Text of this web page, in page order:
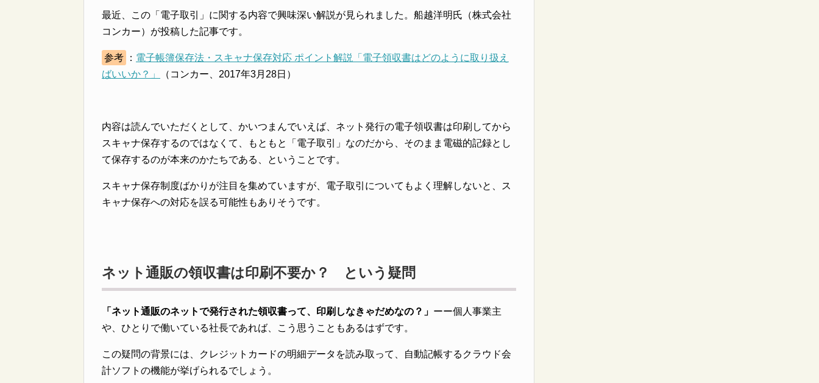
最近、この「電子取引」に関する内容で興味深い解説が見られました。船越洋明氏（株式会社
コンカー）が投稿した記事です。
参考 ： 電子帳簿保存法・スキャナ保存対応 ポイント解説「電子領収書はどのように取り扱え
ばいいか？」
（コンカー、2017年3月28日）
内容は読んでいただくとして、かいつまんでいえば、ネット発行の電子領収書は印刷してから
スキャナ保存するのではなくて、もともと「電子取引」なのだから、そのまま電磁的記録とし
て保存するのが本来のかたちである、ということです。
スキャナ保存制度ばかりが注目を集めていますが、電子取引についてもよく理解しないと、ス
キャナ保存への対応を誤る可能性もありそうです。
ネット通販の領収書は印刷不要か？ という疑問
「ネット通販のネットで発行された領収書って、印刷しなきゃだめなの？」 ーー個人事業主
や、ひとりで働いている社長であれば、こう思うこともあるはずです。
この疑問の背景には、クレジットカードの明細データを読み取って、自動記帳するクラウド会
計ソフトの機能が挙げられるでしょう。